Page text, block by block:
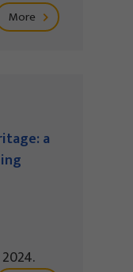
More
a